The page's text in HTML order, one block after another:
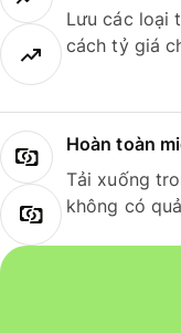
Lưu các loại
cách tỷ giá
Hoàn toàn
Tải xuống
không có